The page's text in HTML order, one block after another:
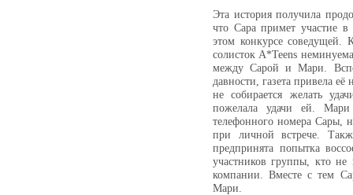
Эта история получила
что Сара примет участие
этом конкурсе соведущей.
солисток A*Teens
между Сарой и Мари.
давности, газета привела
не собирается желать
пожелала удачи ей.
телефонного номера Сары,
при личной встрече.
предпринята попытка
участников группы, кто не
компании. Вместе с тем
Мари.